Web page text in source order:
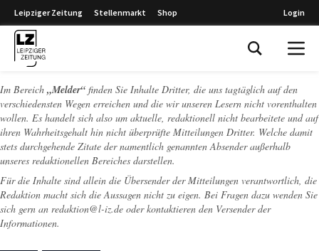
Leipziger Zeitung Stellenmarkt Shop Login
Im Bereich „Melder“ finden Sie Inhalte Dritter, die uns tagtäglich auf den
verschiedensten Wegen erreichen und die wir unseren Lesern nicht vorenthalten
wollen. Es handelt sich also um aktuelle, redaktionell nicht bearbeitete und auf
ihren Wahrheitsgehalt hin nicht überprüfte Mitteilungen Dritter. Welche damit
stets durchgehende Zitate der namentlich genannten Absender außerhalb
unseres redaktionellen Bereiches darstellen.
Für die Inhalte sind allein die Übersender der Mitteilungen verantwortlich, die
Redaktion macht sich die Aussagen nicht zu eigen. Bei Fragen dazu wenden Sie
sich gern an redaktion@l-iz.de oder kontaktieren den Versender der
Informationen.